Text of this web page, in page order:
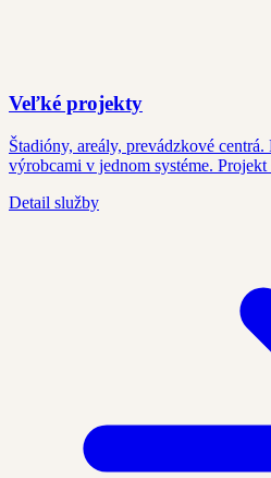
Veľké projekty
Štadióny, areály, prevádzkové
výrobcami v jednom systéme. Projekt
Detail služby